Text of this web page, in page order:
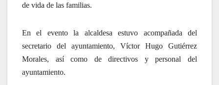
de vida de las familias.
En el evento la alcaldesa estuvo acompañada del
secretario del ayuntamiento, Víctor Hugo Gutiérrez
Morales, así como de directivos y personal del
ayuntamiento.